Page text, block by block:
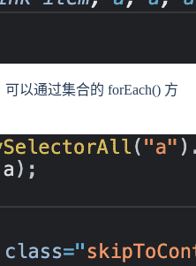
以通过集合的 forEach() 方